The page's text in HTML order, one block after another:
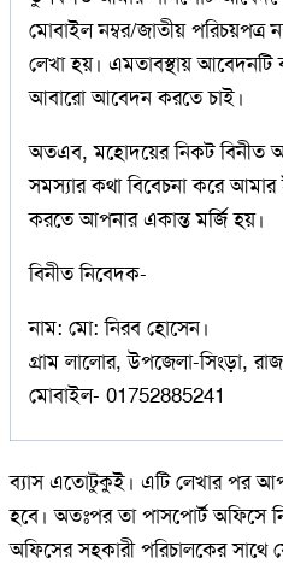
মোবাইল নম্বর/জাতীয় পরিচয়পত্র
লেখা হয়। এমতাবস্থায়
আবারো আবেদন করতে চাই।
অতএব, মহোদয়ের নিকট বিনীত
সমস্যার কথা বিবেচনা করে
করতে আপনার একান্ত মর্জি হয়।
বিনীত নিবেদক-
নাম: মো: নিরব হোসেন।
গ্রাম লালোর, উপজেলা-সিংড়া,
মোবাইল- 01752885241
ব্যাস এতোটুকুই। এটি লেখার পর
হবে। অতঃপর তা পাসপোর্ট অফিসে
অফিসের সহকারী পরিচালকের সাথে